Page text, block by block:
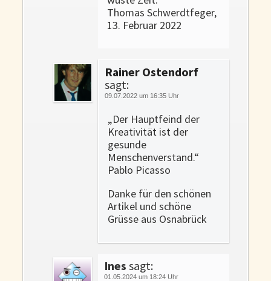
Thomas Schwerdtfeger,
13. Februar 2022
Rainer Ostendorf
sagt:
09.07.2022 um 16:35 Uhr
„Der Hauptfeind der
Kreativität ist der
gesunde
Menschenverstand.“
Pablo Picasso
Danke für den schönen
Artikel und schöne
Grüsse aus Osnabrück
Ines sagt:
01.05.2024 um 18:24 Uhr